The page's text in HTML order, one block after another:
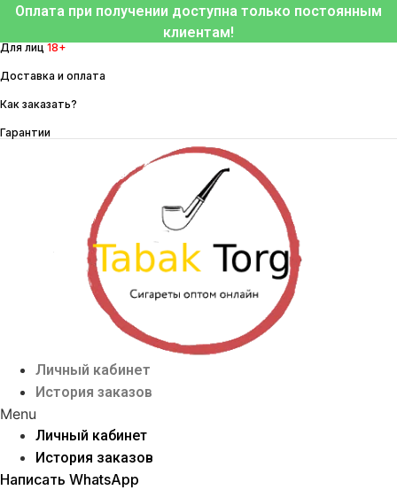
Перейти
содержимому
Оплата при получении доступна только постоянным
клиентам!
Для лиц 18+
Доставка и оплата
Как заказать?
Гарантии
Личный кабинет
История заказов
Menu
Личный кабинет
История заказов
Написать WhatsApp